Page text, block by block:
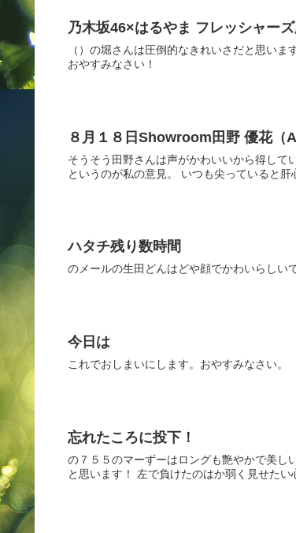
乃木坂46×はるやま フレッシャー
（）の堀さんは圧倒的なきれいさだと思い
おやすみなさい！
８月１８日Showroom田野 優花（
そうそう田野さんは声がかわいいから得して
というのが私の意見。 いつも尖っていると肝
ハタチ残り数時間
のメールの生田どんはどや顔でかわいらしい
今日は
これでおしまいにします。おやすみなさい。
忘れたころに投下！
の７５５のマーずーはロングも艶やかで美し
と思います！ 左で負けたのはか弱く見せた